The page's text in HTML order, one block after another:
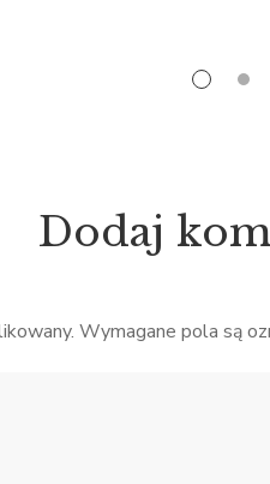
prawda główną
kwiatów i ciepłego
powietrza idealnie
Dodaj
Wymagane pola są